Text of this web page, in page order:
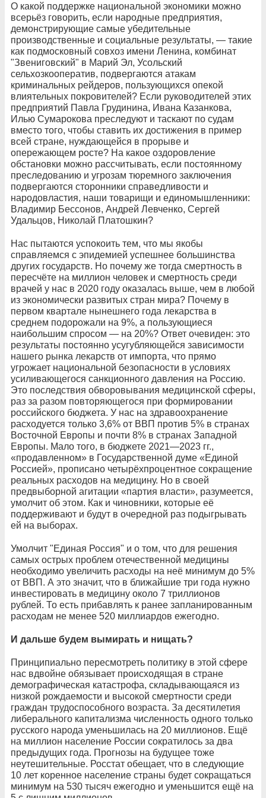
О какой поддержке национальной экономики можно
всерьёз говорить, если народные предприятия,
демонстрирующие самые убедительные
производственные и социальные результаты, — такие
как подмосковный совхоз имени Ленина, комбинат
"Звениговский" в Марий Эл, Усольский
сельхозкооператив, подвергаются атакам
криминальных рейдеров, пользующихся опекой
влиятельных покровителей? Если руководителей этих
предприятий Павла Грудинина, Ивана Казанкова,
Илью Сумарокова преследуют и таскают по судам
вместо того, чтобы ставить их достижения в пример
всей стране, нуждающейся в прорыве и
опережающем росте? На какое оздоровление
обстановки можно рассчитывать, если постоянному
преследованию и угрозам тюремного заключения
подвергаются сторонники справедливости и
народовластия, наши товарищи и единомышленники:
Владимир Бессонов, Андрей Левченко, Сергей
Удальцов, Николай Платошкин?
Нас пытаются успокоить тем, что мы якобы
справляемся с эпидемией успешнее большинства
других государств. Но почему же тогда смертность в
пересчёте на миллион человек и смертность среди
врачей у нас в 2020 году оказалась выше, чем в любой
из экономически развитых стран мира? Почему в
первом квартале нынешнего года лекарства в
среднем подорожали на 9%, а пользующиеся
наибольшим спросом — на 20%? Ответ очевиден: это
результаты постоянно усугубляющейся зависимости
нашего рынка лекарств от импорта, что прямо
угрожает национальной безопасности в условиях
усиливающегося санкционного давления на Россию.
Это последствия обворовывания медицинской сферы,
раз за разом повторяющегося при формировании
российского бюджета. У нас на здравоохранение
расходуется только 3,6% от ВВП против 5% в странах
Восточной Европы и почти 8% в странах Западной
Европы. Мало того, в бюджете 2021—2023 гг.,
«продавленном» в Государственной думе «Единой
Россией», прописано четырёхпроцентное сокращение
реальных расходов на медицину. Но в своей
предвыборной агитации «партия власти», разумеется,
умолчит об этом. Как и чиновники, которые её
поддерживают и будут в очередной раз подыгрывать
ей на выборах.
Умолчит "Единая Россия" и о том, что для решения
самых острых проблем отечественной медицины
необходимо увеличить расходы на неё минимум до 5%
от ВВП. А это значит, что в ближайшие три года нужно
инвестировать в медицину около 7 триллионов
рублей. То есть прибавлять к ранее запланированным
расходам не менее 520 миллиардов ежегодно.
И дальше будем вымирать и нищать?
Принципиально пересмотреть политику в этой сфере
нас вдвойне обязывает происходящая в стране
демографическая катастрофа, складывающаяся из
низкой рождаемости и высокой смертности среди
граждан трудоспособного возраста. За десятилетия
либерального капитализма численность одного только
русского народа уменьшилась на 20 миллионов. Ещё
на миллион население России сократилось за два
предыдущих года. Прогнозы на будущее тоже
неутешительные. Росстат обещает, что в следующие
10 лет коренное население страны будет сокращаться
минимум на 530 тысяч ежегодно и уменьшится ещё на